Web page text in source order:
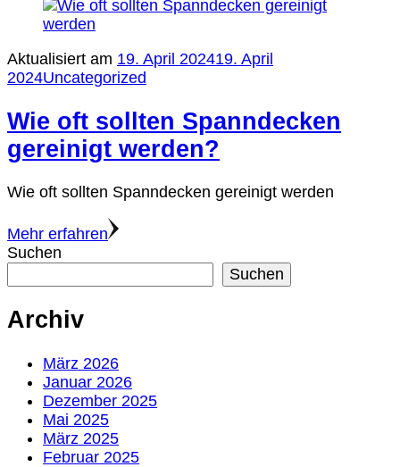
Aktualisiert am 19. April 202419. April
2024Uncategorized
Wie oft sollten Spanndecken
gereinigt werden?
Wie oft sollten Spanndecken gereinigt werden
Mehr erfahren
Suchen
Suchen
Archiv
März 2026
Januar 2026
Dezember 2025
Mai 2025
März 2025
Februar 2025